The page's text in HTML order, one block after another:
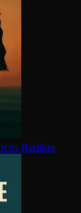
Rediker